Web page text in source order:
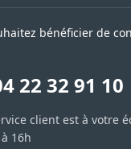
bénéficier de
22 32 91 10
client est à votre
16h